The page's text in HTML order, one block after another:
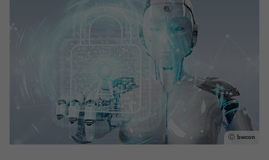
bwcon
Marketing und Statistik
Marketing und Statistik Cookies werden verwendet, um
anonymes Tracking zu aktivieren. Hierbei werden können
anonymisierte Daten an eventuelle Drittanbieter
weitergeleitet.
Cookie Informationen anzeigen